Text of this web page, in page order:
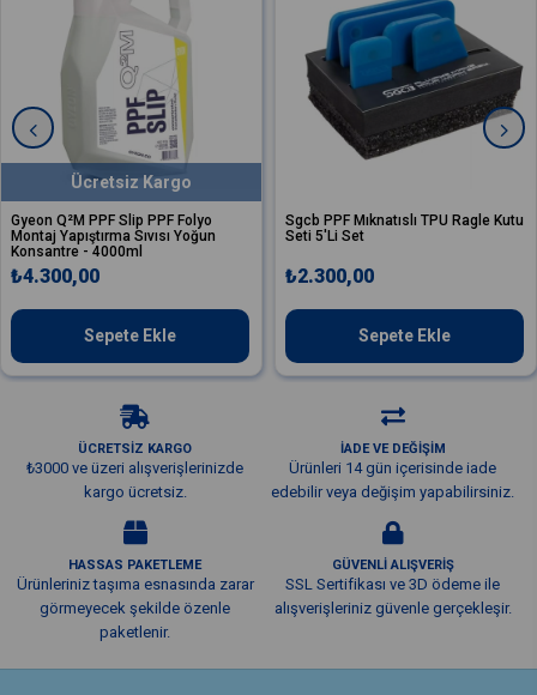
Slip PPF Folyo
Sıvısı Yoğun
Kargo
Sgcb PPF Mıknatıslı TPU Ragle Kutu
Seti 5'Li Set
Sgcb PPF
ÜCRETSİZ KARGO
₺3000 ve üzeri alışverişlerinizde
kargo ücretsiz.
İADE VE DEĞİŞİM
Ürünleri 14 gün içerisinde iade
edebilir veya değişim yapabilirsiniz.
HASSAS PAKETLEME
Ürünleriniz taşıma esnasında zarar
görmeyecek şekilde özenle
paketlenir.
GÜVENLİ ALIŞVERİŞ
SSL Sertifikası ve 3D ödeme ile
alışverişleriniz güvenle gerçekleşir.